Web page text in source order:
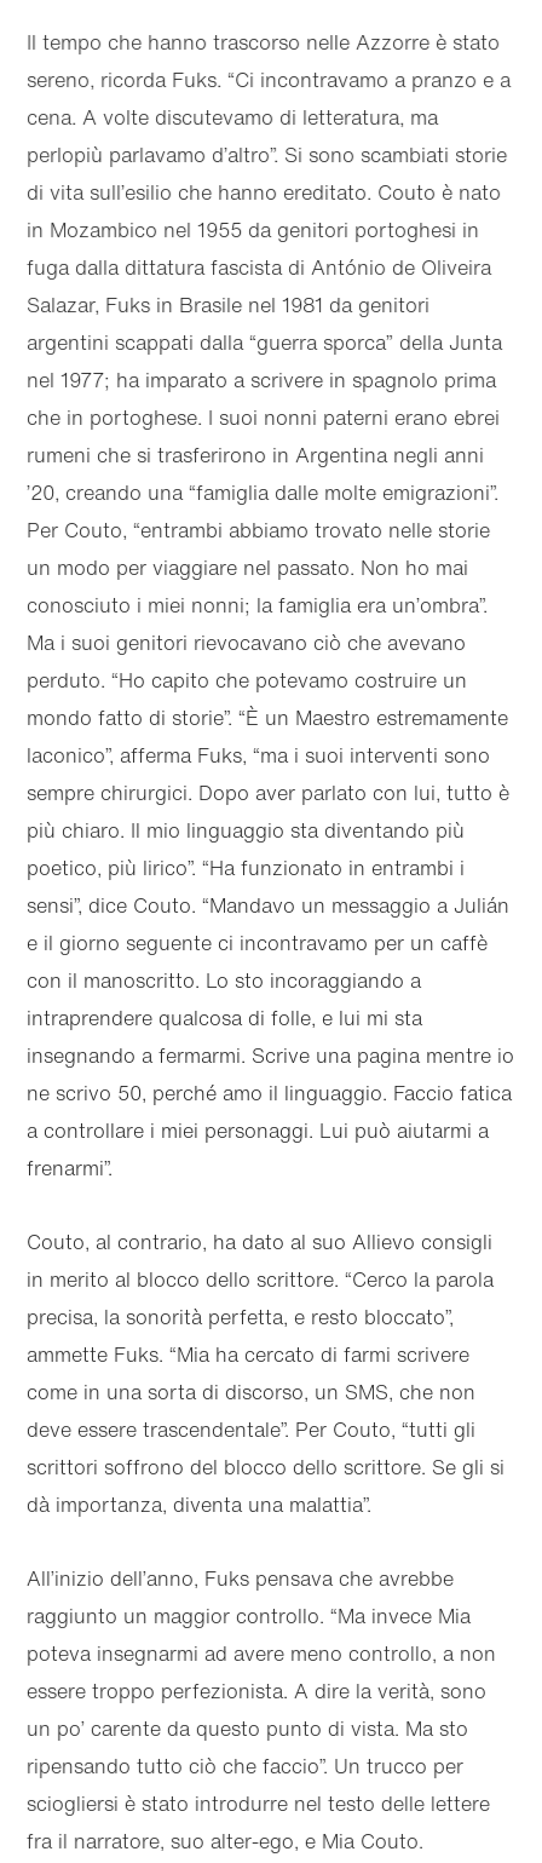
Il tempo che hanno trascorso nelle Azzorre è stato
sereno, ricorda Fuks. “Ci incontravamo a pranzo e a
cena. A volte discutevamo di letteratura, ma
perlopiù parlavamo d’altro”. Si sono scambiati storie
di vita sull’esilio che hanno ereditato. Couto è nato
in Mozambico nel 1955 da genitori portoghesi in
fuga dalla dittatura fascista di António de Oliveira
Salazar, Fuks in Brasile nel 1981 da genitori
argentini scappati dalla “guerra sporca” della Junta
nel 1977; ha imparato a scrivere in spagnolo prima
che in portoghese. I suoi nonni paterni erano ebrei
rumeni che si trasferirono in Argentina negli anni
’20, creando una “famiglia dalle molte emigrazioni”.
Per Couto, “entrambi abbiamo trovato nelle storie
un modo per viaggiare nel passato. Non ho mai
conosciuto i miei nonni; la famiglia era un’ombra”.
Ma i suoi genitori rievocavano ciò che avevano
perduto. “Ho capito che potevamo costruire un
mondo fatto di storie”. “È un Maestro estremamente
laconico”, afferma Fuks, “ma i suoi interventi sono
sempre chirurgici. Dopo aver parlato con lui, tutto è
più chiaro. Il mio linguaggio sta diventando più
poetico, più lirico”. “Ha funzionato in entrambi i
sensi”, dice Couto. “Mandavo un messaggio a Julián
e il giorno seguente ci incontravamo per un caffè
con il manoscritto. Lo sto incoraggiando a
intraprendere qualcosa di folle, e lui mi sta
insegnando a fermarmi. Scrive una pagina mentre io
ne scrivo 50, perché amo il linguaggio. Faccio fatica
a controllare i miei personaggi. Lui può aiutarmi a
frenarmi”.
Couto, al contrario, ha dato al suo Allievo consigli
in merito al blocco dello scrittore. “Cerco la parola
precisa, la sonorità perfetta, e resto bloccato”,
ammette Fuks. “Mia ha cercato di farmi scrivere
come in una sorta di discorso, un SMS, che non
deve essere trascendentale”. Per Couto, “tutti gli
scrittori soffrono del blocco dello scrittore. Se gli si
dà importanza, diventa una malattia”.
All’inizio dell’anno, Fuks pensava che avrebbe
raggiunto un maggior controllo. “Ma invece Mia
poteva insegnarmi ad avere meno controllo, a non
essere troppo perfezionista. A dire la verità, sono
un po’ carente da questo punto di vista. Ma sto
ripensando tutto ciò che faccio”. Un trucco per
sciogliersi è stato introdurre nel testo delle lettere
fra il narratore, suo alter-ego, e Mia Couto.